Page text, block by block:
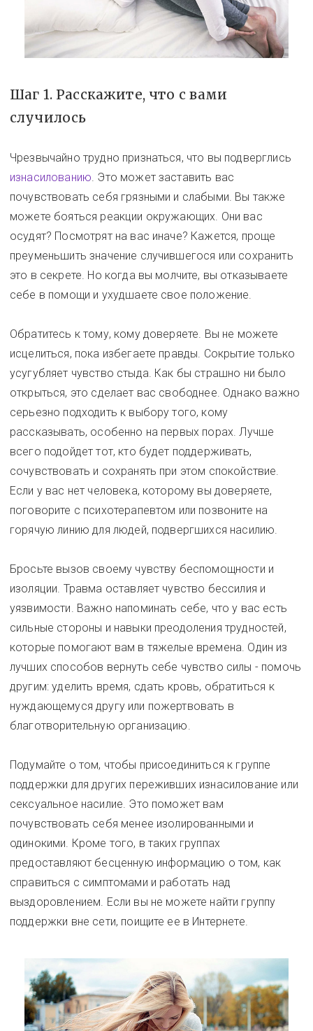
Шаг 1. Расскажите, что с вами
случилось
Чрезвычайно трудно признаться, что вы подверглись
изнасилованию. Это может заставить вас
почувствовать себя грязными и слабыми. Вы также
можете бояться реакции окружающих. Они вас
осудят? Посмотрят на вас иначе? Кажется, проще
преуменьшить значение случившегося или сохранить
это в секрете. Но когда вы молчите, вы отказываете
себе в помощи и ухудшаете свое положение.
Обратитесь к тому, кому доверяете. Вы не можете
исцелиться, пока избегаете правды. Сокрытие только
усугубляет чувство стыда. Как бы страшно ни было
открыться, это сделает вас свободнее. Однако важно
серьезно подходить к выбору того, кому
рассказывать, особенно на первых порах. Лучше
всего подойдет тот, кто будет поддерживать,
сочувствовать и сохранять при этом спокойствие.
Если у вас нет человека, которому вы доверяете,
поговорите с психотерапевтом или позвоните на
горячую линию для людей, подвергшихся насилию.
Бросьте вызов своему чувству беспомощности и
изоляции. Травма оставляет чувство бессилия и
уязвимости. Важно напоминать себе, что у вас есть
сильные стороны и навыки преодоления трудностей,
которые помогают вам в тяжелые времена. Один из
лучших способов вернуть себе чувство силы - помочь
другим: уделить время, сдать кровь, обратиться к
нуждающемуся другу или пожертвовать в
благотворительную организацию.
Подумайте о том, чтобы присоединиться к группе
поддержки для других переживших изнасилование или
сексуальное насилие. Это поможет вам
почувствовать себя менее изолированными и
одинокими. Кроме того, в таких группах
предоставляют бесценную информацию о том, как
справиться с симптомами и работать над
выздоровлением. Если вы не можете найти группу
поддержки вне сети, поищите ее в Интернете.